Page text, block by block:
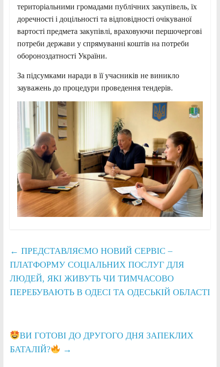
територіальними громадами публічних закупівель, їх
доречності і доцільності та відповідності очікуваної
вартості предмета закупівлі, враховуючи першочергові
потреби держави у спрямуванні коштів на потреби
обороноздатності України.
За підсумками наради в її учасників не виникло
зауважень до процедури проведення тендерів.
← ПРЕДСТАВЛЯЄМО НОВИЙ СЕРВІС –
ПЛАТФОРМУ СОЦІАЛЬНИХ ПОСЛУГ ДЛЯ
ЛЮДЕЙ, ЯКІ ЖИВУТЬ ЧИ ТИМЧАСОВО
ПЕРЕБУВАЮТЬ В ОДЕСІ ТА ОДЕСЬКІЙ ОБЛАСТІ
ВИ ГОТОВІ ДО ДРУГОГО ДНЯ ЗАПЕКЛИХ
БАТАЛІЙ?
→